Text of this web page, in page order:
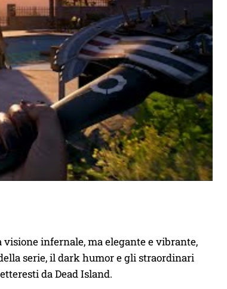
visione infernale, ma elegante e vibrante,
serie, il dark humor e gli straordinari
da Dead Island.